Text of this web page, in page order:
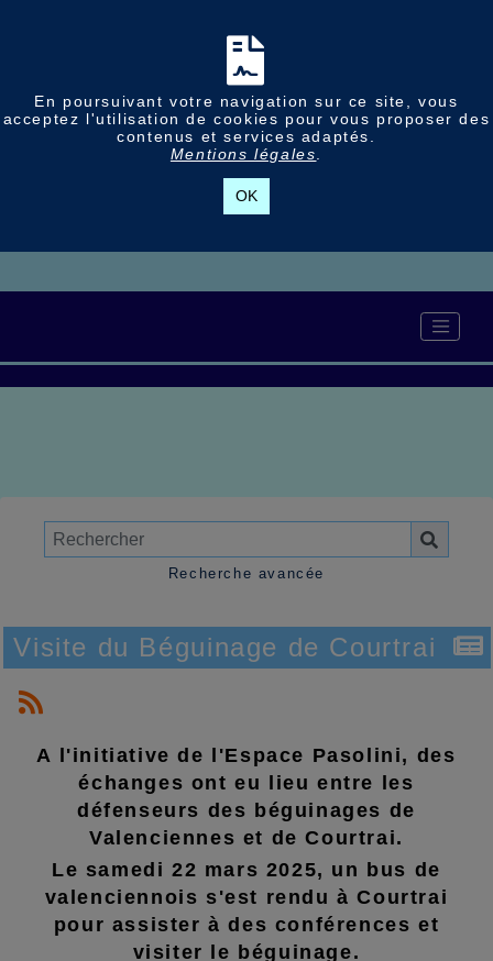
En poursuivant votre navigation sur ce site, vous
acceptez l'utilisation de cookies pour vous proposer des
contenus et services adaptés.
Mentions légales
OK
Recherche avancée
Visite du Béguinage de Courtrai
A l'initiative de l'Espace Pasolini, des
échanges ont eu lieu entre les
défenseurs des béguinages de
Valenciennes et de Courtrai.
Le samedi 22 mars 2025, un bus de
valenciennois s'est rendu à Courtrai
pour assister à des conférences et
visiter le béguinage.